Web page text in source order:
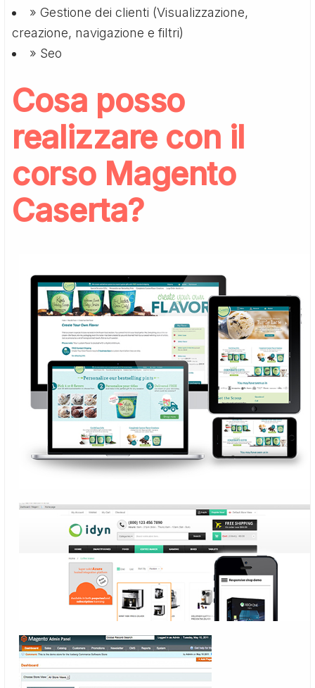
» Gestione dei clienti (Visualizzazione,
creazione, navigazione e filtri)
» Seo
Cosa posso
realizzare con il
corso Magento
Caserta?